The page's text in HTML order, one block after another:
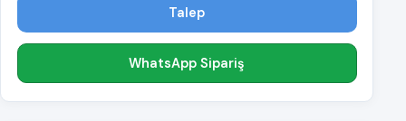
Talep
WhatsApp Sipariş